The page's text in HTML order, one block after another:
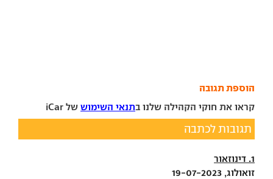
הוספת תגובה
קראו את חוקי הקהילה שלנו בתנאי השימוש של iCar
תגובות לכתבה
1. דינוזאור
זואולוג, 19-07-2023